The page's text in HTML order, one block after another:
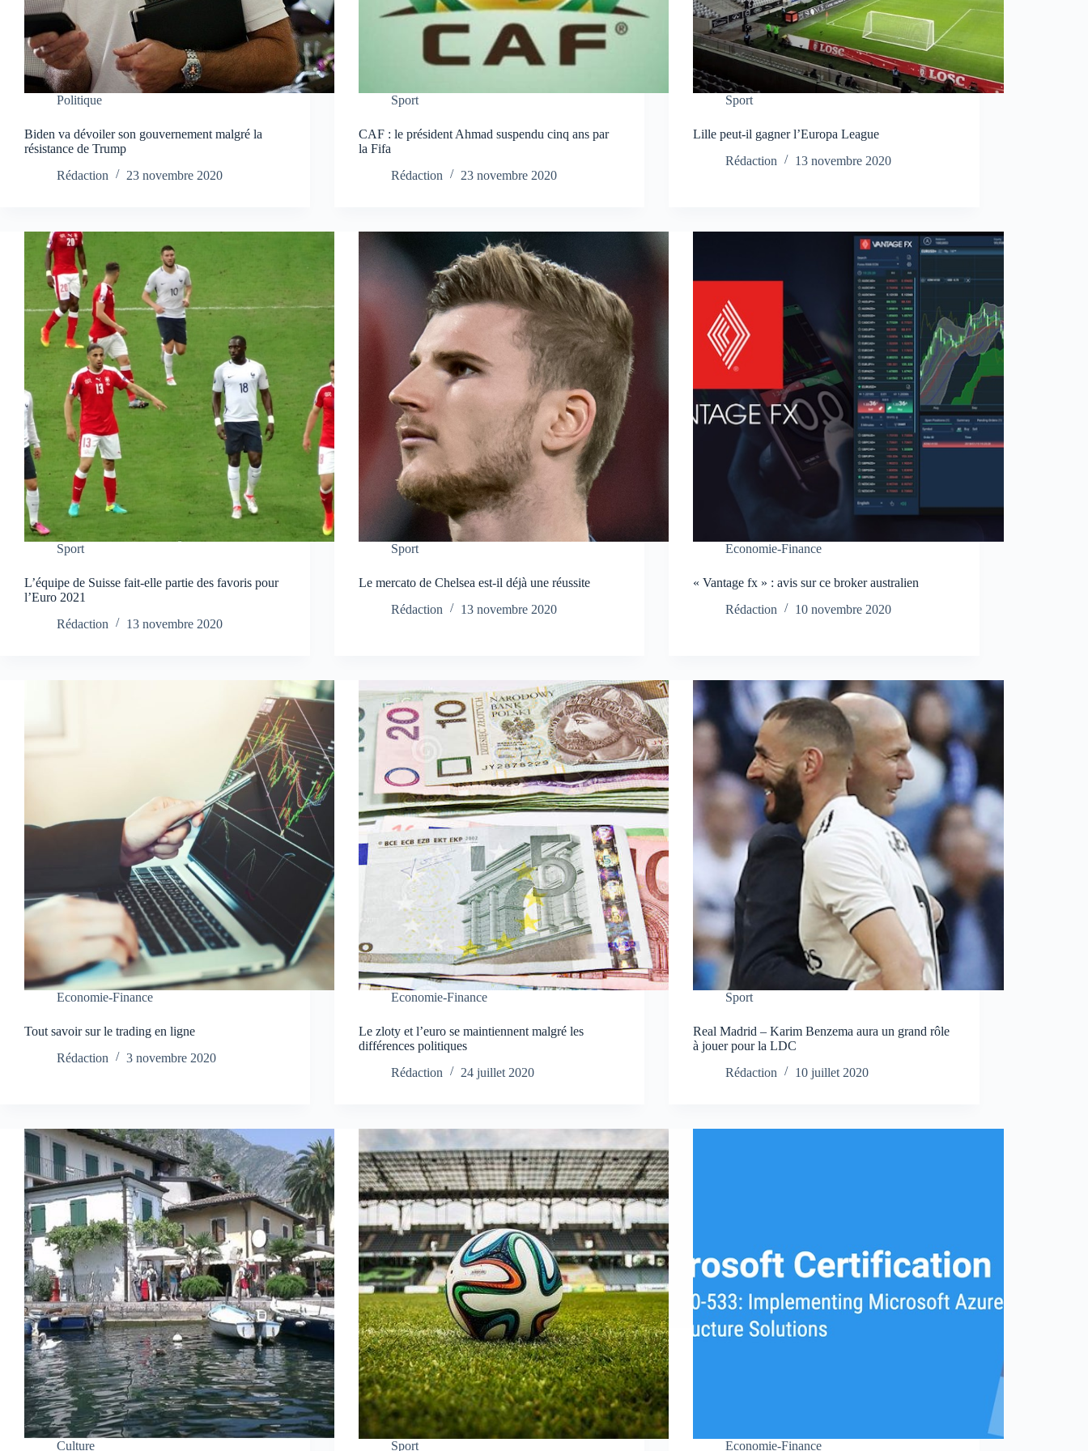
Politique
Biden va dévoiler son gouvernement malgré la
résistance de Trump
Rédaction
23 novembre 2020
Sport
CAF : le président Ahmad suspendu cinq ans par
la Fifa
Rédaction
23 novembre 2020
Sport
Lille peut-il gagner l’Europa League
Rédaction
13 novembre 2020
Sport
L’équipe de Suisse fait-elle partie des favoris pour
l’Euro 2021
Rédaction
13 novembre 2020
Sport
Le mercato de Chelsea est-il déjà une réussite
Rédaction
13 novembre 2020
Economie-Finance
« Vantage fx » : avis sur ce broker australien
Rédaction
10 novembre 2020
Economie-Finance
Tout savoir sur le trading en ligne
Rédaction
3 novembre 2020
Economie-Finance
Le zloty et l’euro se maintiennent malgré les
différences politiques
Rédaction
24 juillet 2020
Sport
Real Madrid – Karim Benzema aura un grand rôle
à jouer pour la LDC
Rédaction
10 juillet 2020
Culture Sport Economie-Finance